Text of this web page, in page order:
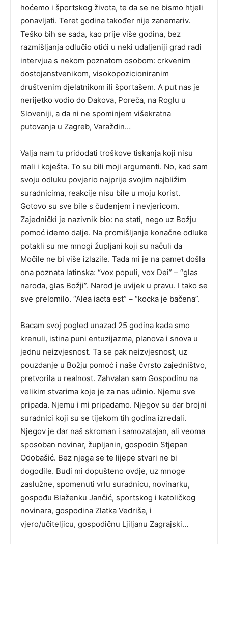
hoćemo i športskog života, te da se ne bismo htjeli
ponavljati. Teret godina također nije zanemariv.
Teško bih se sada, kao prije više godina, bez
razmišljanja odlučio otići u neki udaljeniji grad radi
intervjua s nekom poznatom osobom: crkvenim
dostojanstvenikom, visokopozicioniranim
društvenim djelatnikom ili športašem. A put nas je
nerijetko vodio do Đakova, Poreča, na Roglu u
Sloveniji, a da ni ne spominjem višekratna
putovanja u Zagreb, Varaždin…
Valja nam tu pridodati troškove tiskanja koji nisu
mali i koješta. To su bili moji argumenti. No, kad sam
svoju odluku povjerio najprije svojim najbližim
suradnicima, reakcije nisu bile u moju korist.
Gotovo su sve bile s čuđenjem i nevjericom.
Zajednički je nazivnik bio: ne stati, nego uz Božju
pomoć idemo dalje. Na promišljanje konačne odluke
potakli su me mnogi župljani koji su načuli da
Močile ne bi više izlazile. Tada mi je na pamet došla
ona poznata latinska: “vox populi, vox Dei” – “glas
naroda, glas Božji”. Narod je uvijek u pravu. I tako se
sve prelomilo. “Alea iacta est” – “kocka je bačena”.
Bacam svoj pogled unazad 25 godina kada smo
krenuli, istina puni entuzijazma, planova i snova u
jednu neizvjesnost. Ta se pak neizvjesnost, uz
pouzdanje u Božju pomoć i naše čvrsto zajedništvo,
pretvorila u realnost. Zahvalan sam Gospodinu na
velikim stvarima koje je za nas učinio. Njemu sve
pripada. Njemu i mi pripadamo. Njegov su dar brojni
suradnici koji su se tijekom tih godina izredali.
Njegov je dar naš skroman i samozatajan, ali veoma
sposoban novinar, župljanin, gospodin Stjepan
Odobašić. Bez njega se te lijepe stvari ne bi
dogodile. Budi mi dopušteno ovdje, uz mnoge
zaslužne, spomenuti vrlu suradnicu, novinarku,
gospođu Blaženku Jančić, sportskog i katoličkog
novinara, gospodina Zlatka Vedriša, i
vjero/učiteljicu, gospodičnu Ljiljanu Zagrajski…